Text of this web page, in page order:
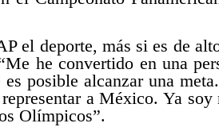
el deporte, más si es de
he convertido en una
posible alcanzar una
a México. Ya
Olímpicos”.